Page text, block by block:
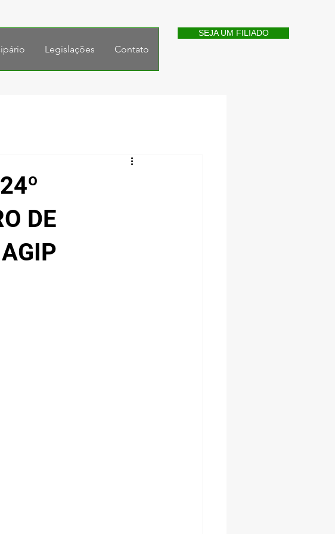
Legislações Contato
SEJA UM FILIADO
DE